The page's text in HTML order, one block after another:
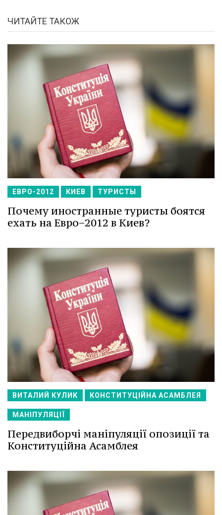
ЧИТАЙТЕ ТАКОЖ
ЕВРО-2012 КИЕВ ТУРИСТЫ
Почему иностранные туристы боятся
ехать на Евро−2012 в Киев?
ВИТАЛИЙ КУЛИК КОНСТИТУЦІЙНА АСАМБЛЕЯ
МАНІПУЛЯЦІЇ
Передвиборчі маніпуляції опозиції та
Конституційна Асамблея